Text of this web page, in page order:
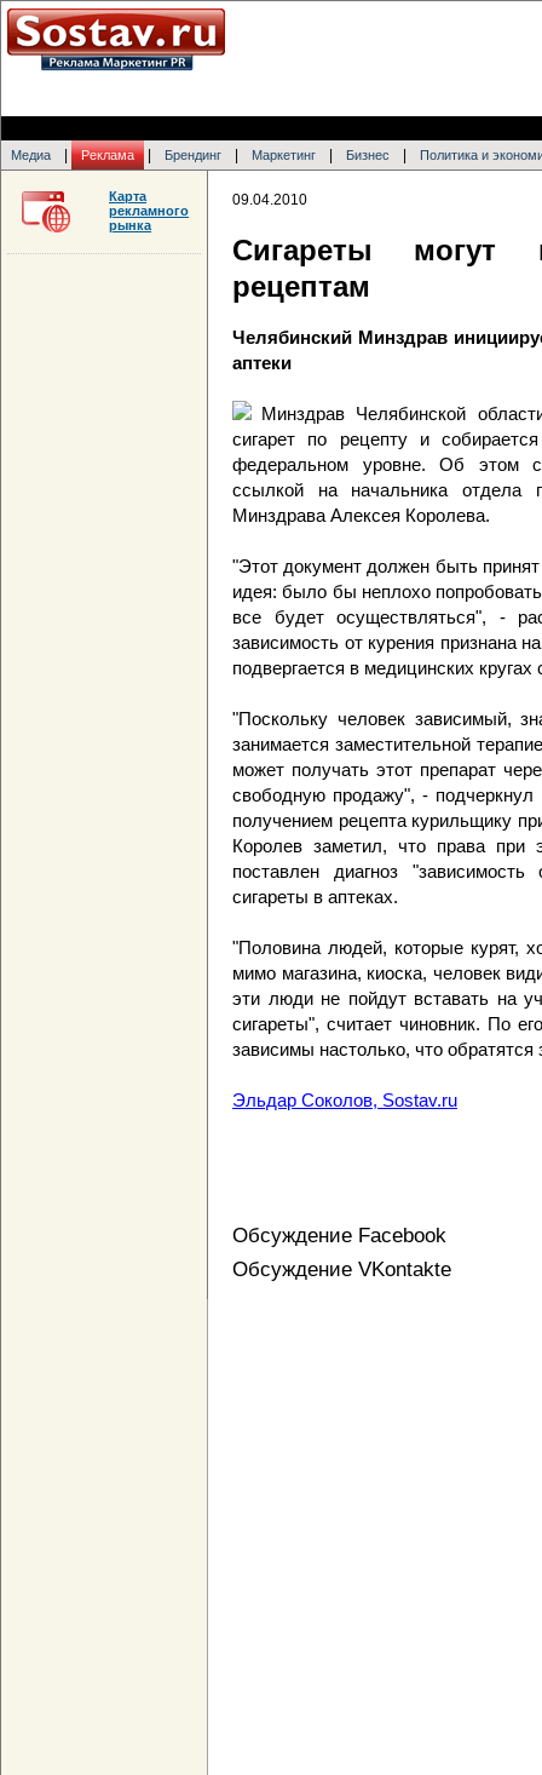
Медиа Реклама Брендинг Маркетинг Бизнес Политика и
09.04.2010
Сигареты могут
рецептам
Челябинский Минздрав
аптеки
Минздрав Челябинской
сигарет по рецепту и
федеральном уровне. Об этом
ссылкой на начальника отдела
Минздрава Алексея Королева.
"Этот документ должен быть
идея: было бы неплохо
все будет осуществляться", -
зависимость от курения признана
подвергается в медицинских
"Поскольку человек зависимый,
занимается заместительной
может получать этот препарат
свободную продажу", - подчеркнул
получением рецепта курильщику
Королев заметил, что права
поставлен диагноз
сигареты в аптеках.
"Половина людей, которые курят,
мимо магазина, киоска, человек
эти люди не пойдут вставать на
сигареты", считает чиновник. По
зависимы настолько, что обратятся
Эльдар Соколов, Sostav.ru
Обсуждение Facebook
Обсуждение VKontakte
Карта
рекламного
рынка